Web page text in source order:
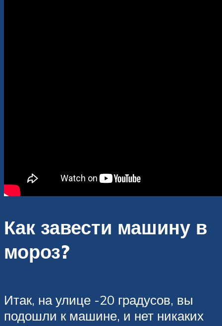
Как завести машину в
мороз?
Итак, на улице -20 градусов, вы
подошли к машине, и нет никаких